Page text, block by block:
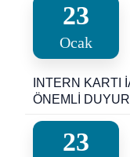
23
Ocak
INTERN KARTI
ÖNEMLİ
23